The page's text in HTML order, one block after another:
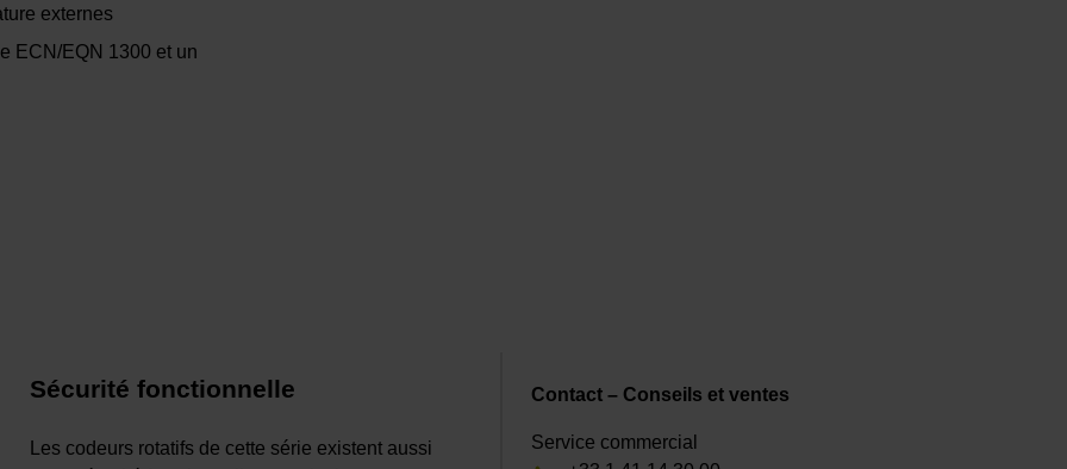
externes
ECN/EQN 1300 et un
Sécurité fonctionnelle
Les codeurs rotatifs de cette série existent aussi
Contact – Conseils et ventes
Service commercial